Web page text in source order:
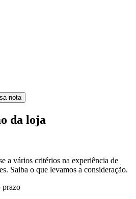
nota
da loja
a vários critérios na experiência de
Saiba o que levamos a consideração.
prazo